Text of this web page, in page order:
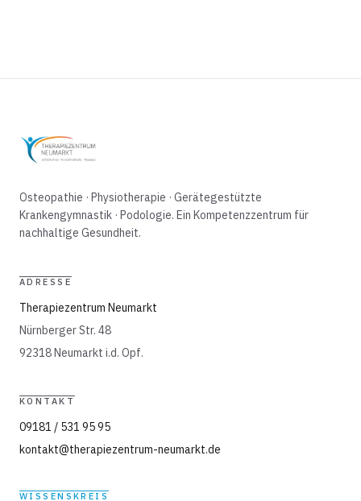
Osteopathie · Physiotherapie · Gerätegestützte
Krankengymnastik · Podologie. Ein Kompetenzzentrum für
nachhaltige Gesundheit.
ADRESSE
Therapiezentrum Neumarkt
Nürnberger Str. 48
92318 Neumarkt i.d. Opf.
KONTAKT
09181 / 531 95 95
kontakt@therapiezentrum-neumarkt.de
WISSENSKREIS